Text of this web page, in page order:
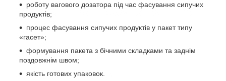
роботу вагового дозатора під час фасування сипучих
продуктів;
процес фасування сипучих продуктів у пакет типу
«гасет»;
формування пакета з бічними складками та заднім
поздовжнім швом;
якість готових упаковок.